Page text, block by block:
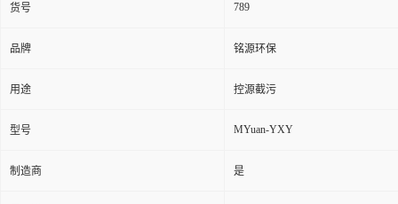
货号 789
品牌 铭源环保
用途 控源截污
型号 MYuan-YXY
制造商 是